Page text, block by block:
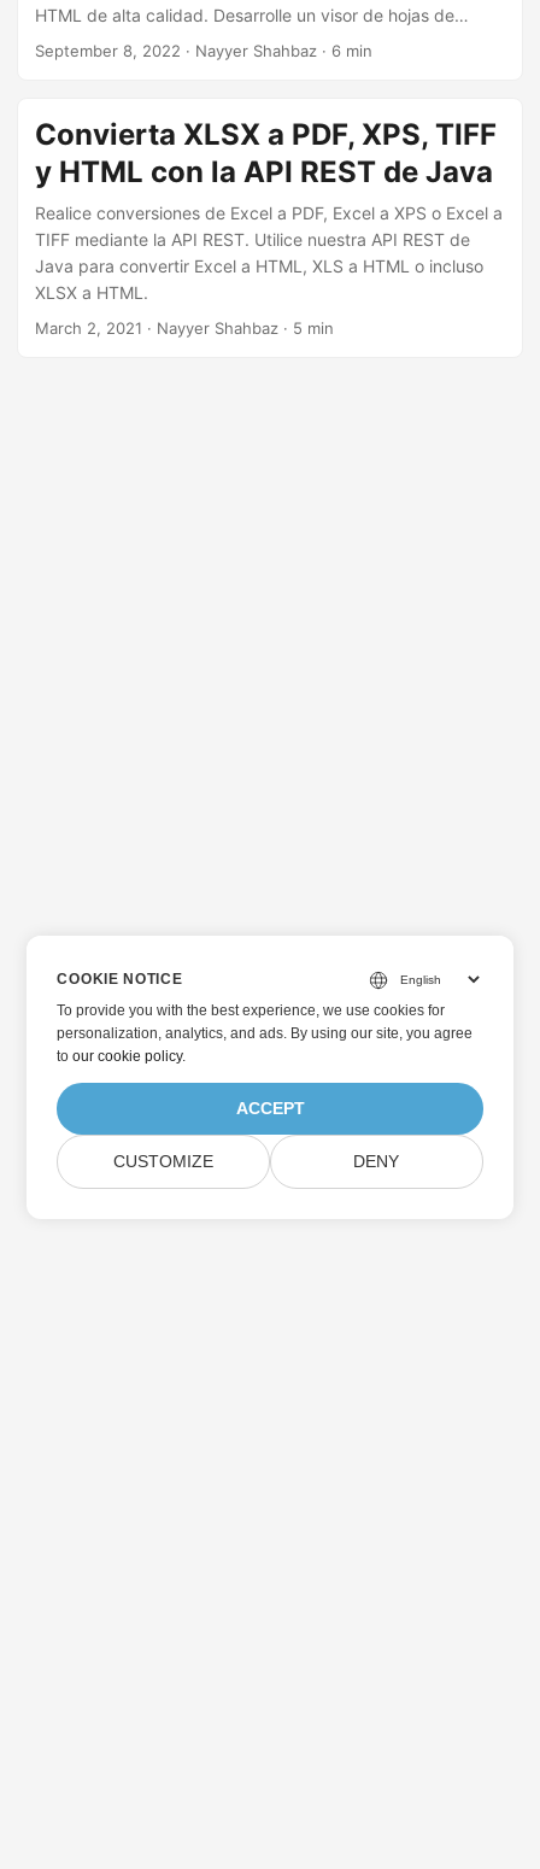
HTML de alta calidad. Desarrolle un visor de hojas de
cálculo en línea exportando Excel a HTML.
September 8, 2022 · Nayyer Shahbaz · 6 min
Convierta XLSX a PDF, XPS, TIFF
y HTML con la API REST de Java
Realice conversiones de Excel a PDF, Excel a XPS o Excel a
TIFF mediante la API REST. Utilice nuestra API REST de
Java para convertir Excel a HTML, XLS a HTML o incluso
XLSX a HTML.
March 2, 2021 · Nayyer Shahbaz · 5 min
COOKIE NOTICE
To provide you with the best experience, we use cookies for
personalization, analytics, and ads. By using our site, you agree
toour cookie policy.
ACCEPT
CUSTOMIZE DENY